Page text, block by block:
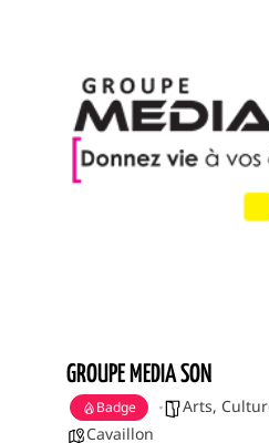
GROUPE MEDIA SON
Badge Arts,
Cavaillon